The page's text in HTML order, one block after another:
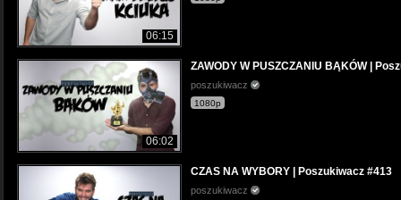
06:15
06:02
ZAWODY W PUSZCZANIU BĄKÓW |
poszukiwacz
1080p
CZAS NA WYBORY | Poszukiwacz #413
poszukiwacz